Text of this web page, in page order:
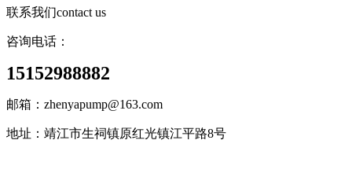
联系我们contact us
咨询电话：
15152988882
邮箱：zhenyapump@163.com
地址：靖江市生祠镇原红光镇江平路8号